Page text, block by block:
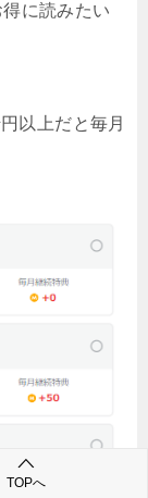
に読みたい
以上だと毎月
TOPへ